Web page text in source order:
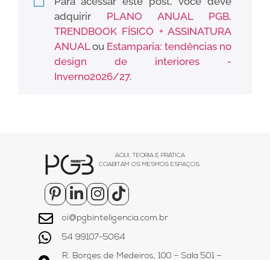
adquirir PLANO ANUAL PGB,
TRENDBOOK FÍSICO + ASSINATURA
ANUALou Estamparia: tendências no
design de interiores -
Inverno2026/27.
AQUI, TEORIA E PRÁTICA
COABITAM OS MESMOS ESPAÇOS.
oi@pgbinteligencia.com.br
54 99107-5064
R. Borges de Medeiros, 100 – Sala 501 –